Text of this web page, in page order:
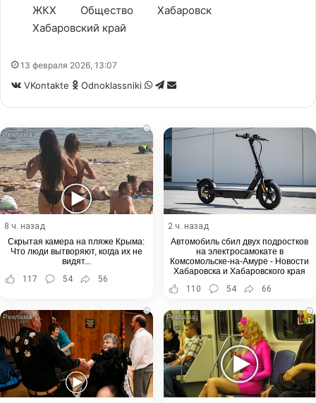
ЖКХ
Общество
Хабаровск
Хабаровский край
13 февраля 2026, 13:07
VKontakte Odnoklassniki WhatsApp
Telegram
Share
i
8 ч. назад
Скрытая камера на пляже Крыма:
Что люди вытворяют, когда их не
видят...
117
54 56
2 ч. назад
Автомобиль сбил двух подростков
на электросамокате в
Комсомольске-на-Амуре - Новости
Хабаровска и Хабаровского края
110
54 66
i i